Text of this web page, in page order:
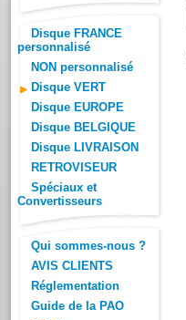
Disque FRANCE
personnalisé
NON personnalisé
Disque VERT
Disque EUROPE
Disque BELGIQUE
Disque LIVRAISON
RETROVISEUR
Spéciaux et
Convertisseurs
Qui sommes-nous ?
AVIS CLIENTS
Réglementation
Guide de la PAO